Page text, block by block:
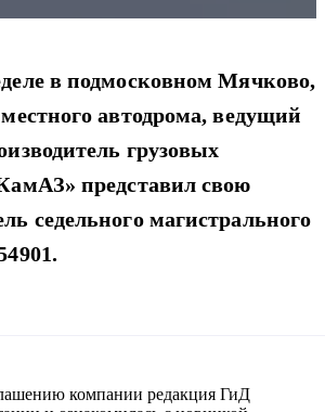
в подмосковном Мячково,
автодрома, ведущий
грузовых
представил свою
седельного магистрального
компании редакция ГиД